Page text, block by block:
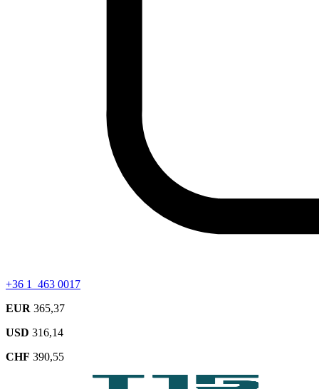
+36 1 463 0017
EUR 365,37
USD 316,14
CHF 390,55